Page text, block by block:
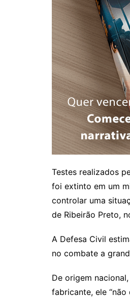
Testes realizados
foi extinto em um
controlar uma
de Ribeirão Preto,
A Defesa Civil
no combate a
De origem
fabricante, ele